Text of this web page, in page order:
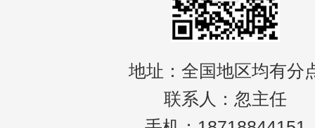
地址：全国地区均有分
联系人：忽主任